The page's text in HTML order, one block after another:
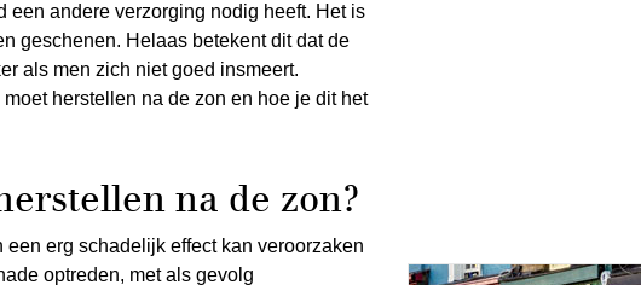
een andere verzorging nodig heeft. Het is
geschenen. Helaas betekent dit dat de
als men zich niet goed insmeert.
herstellen na de zon en hoe je dit het
na de zon?
erg schadelijk effect kan veroorzaken
optreden, met als gevolg